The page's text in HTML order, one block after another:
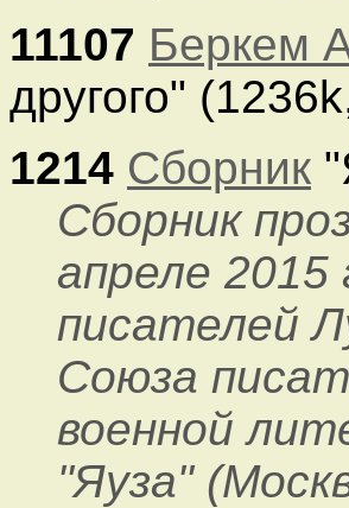
11107 Беркем
другого"
1214 Сборник
Сборник
апреле
писателей
Союза
военной
"Яуза"